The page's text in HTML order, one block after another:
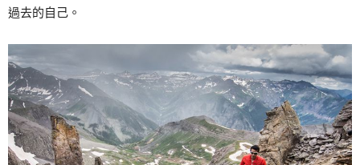
過去的自己。